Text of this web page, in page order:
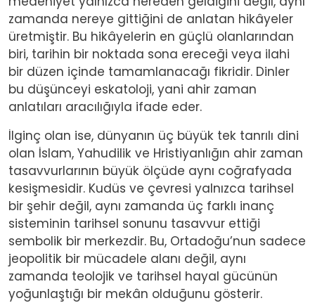
zamanda nereye gittiğini de anlatan hikâyeler
üretmiştir. Bu hikâyelerin en güçlü olanlarından
biri, tarihin bir noktada sona ereceği veya ilahi
bir düzen içinde tamamlanacağı fikridir. Dinler
bu düşünceyi eskatoloji, yani ahir zaman
anlatıları aracılığıyla ifade eder.
İlginç olan ise, dünyanın üç büyük tek tanrılı dini
olan İslam, Yahudilik ve Hristiyanlığın ahir zaman
tasavvurlarının büyük ölçüde aynı coğrafyada
kesişmesidir. Kudüs ve çevresi yalnızca tarihsel
bir şehir değil, aynı zamanda üç farklı inanç
sisteminin tarihsel sonunu tasavvur ettiği
sembolik bir merkezdir. Bu, Ortadoğu’nun sadece
jeopolitik bir mücadele alanı değil, aynı
zamanda teolojik ve tarihsel hayal gücünün
yoğunlaştığı bir mekân olduğunu gösterir.